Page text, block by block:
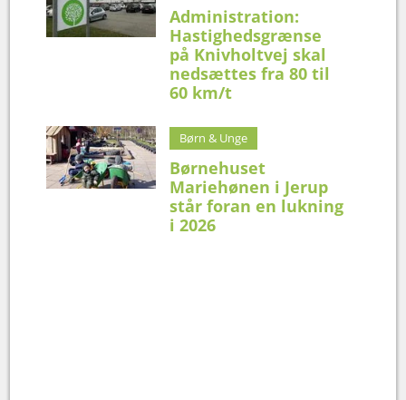
Administration:
Hastighedsgrænse
på Knivholtvej skal
nedsættes fra 80 til
60 km/t
Børn & Unge
Børnehuset
Mariehønen i Jerup
står foran en lukning
i 2026